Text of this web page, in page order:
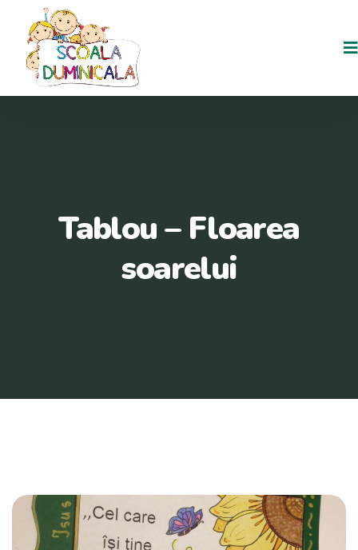
Tablou – Floarea
soarelui